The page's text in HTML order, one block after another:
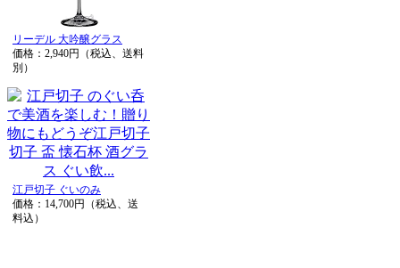
リーデル 大吟醸グラス
価格：2,940円（税込、送料
別）
江戸切子 ぐいのみ
価格：14,700円（税込、送
料込）